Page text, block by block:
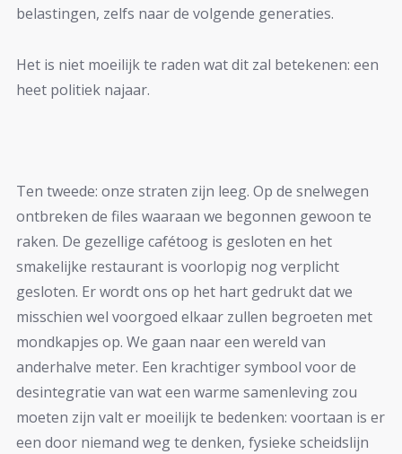
belastingen, zelfs naar de volgende generaties.
Het is niet moeilijk te raden wat dit zal betekenen: een
heet politiek najaar.
Ten tweede: onze straten zijn leeg. Op de snelwegen
ontbreken de files waaraan we begonnen gewoon te
raken. De gezellige cafétoog is gesloten en het
smakelijke restaurant is voorlopig nog verplicht
gesloten. Er wordt ons op het hart gedrukt dat we
misschien wel voorgoed elkaar zullen begroeten met
mondkapjes op. We gaan naar een wereld van
anderhalve meter. Een krachtiger symbool voor de
desintegratie van wat een warme samenleving zou
moeten zijn valt er moeilijk te bedenken: voortaan is er
een door niemand weg te denken, fysieke scheidslijn